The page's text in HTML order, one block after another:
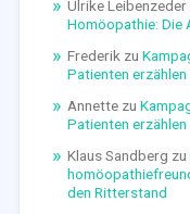
Ulrike Leibenzeder
Homöopathie: Die
Frederik zu
Patienten
Annettezu
Patienten
Klaus Sandberg zu
den Ritterstand